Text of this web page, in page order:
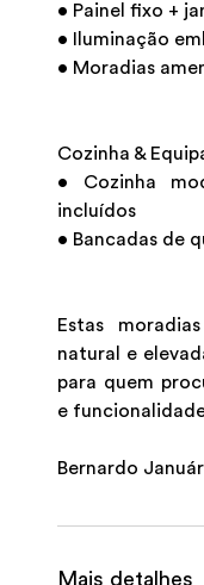
• Painel fixo +
• Iluminação
• Moradias
Cozinha &
• Cozinha
incluídos
• Bancadas de
Estas
natural e
para quem
e
Bernardo
Mais detalhes